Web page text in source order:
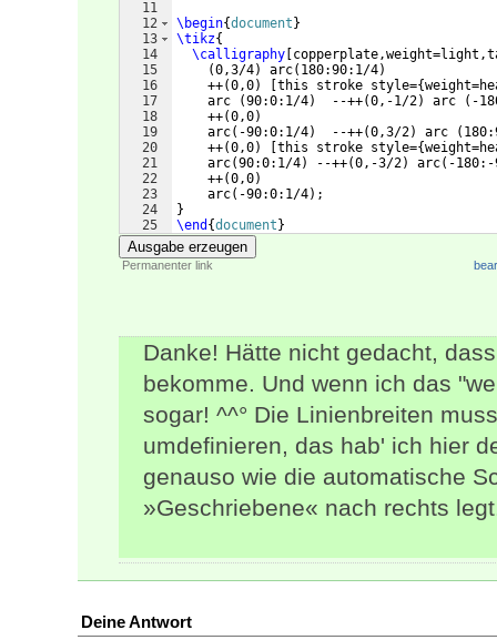
11
12
13
14
15
16
17
18
19
20
21
22
23
24
25
\begin{document }
\tikz{
\calligraphy
(0,3/4) arc( 180:90:1/4)
    ++
(0,0) this stroke style={
    arc
(90:0:1/4)
  --++
(0,-1/2) arc ( -
    ++
(0,0)
    arc
( -90:0:1/4)
  --++
(0,3/2) arc (
    ++
(0,0) this stroke style={
    arc
(90:0:1/4) --++(0,-3/2) arc( -
    ++
(0,0)
    arc
( -90:0:1/4) ;
}
\end {document }
Ausgabe erzeugen
Permanenter link
Danke! Hätte nicht gedacht,
bekomme. Und wenn ich das
sogar! ^^° Die Linienbreiten
umdefinieren, das hab' ich hier
genauso wie die automatische
»Geschriebene« nach rechts
Deine Antwort